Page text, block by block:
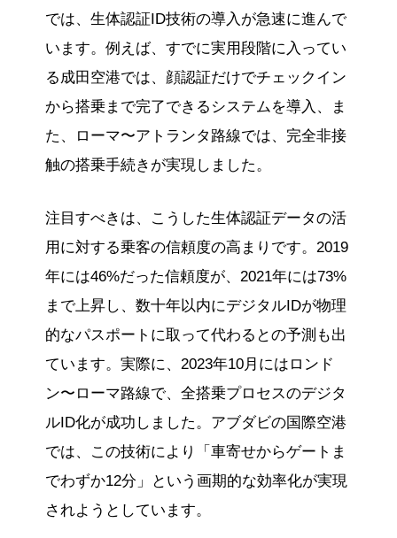
では、生体認証ID技術の導入が急速に進んで
います。例えば、すでに実用段階に入ってい
る成田空港では、顔認証だけでチェックイン
から搭乗まで完了できるシステムを導入、ま
た、ローマ〜アトランタ路線では、完全非接
触の搭乗手続きが実現しました。
注目すべきは、こうした生体認証データの活
用に対する乗客の信頼度の高まりです。2019
年には46%だった信頼度が、2021年には73%
まで上昇し、数十年以内にデジタルIDが物理
的なパスポートに取って代わるとの予測も出
ています。実際に、2023年10月にはロンド
ン〜ローマ路線で、全搭乗プロセスのデジタ
ルID化が成功しました。アブダビの国際空港
では、この技術により「車寄せからゲートま
でわずか12分」という画期的な効率化が実現
されようとしています。